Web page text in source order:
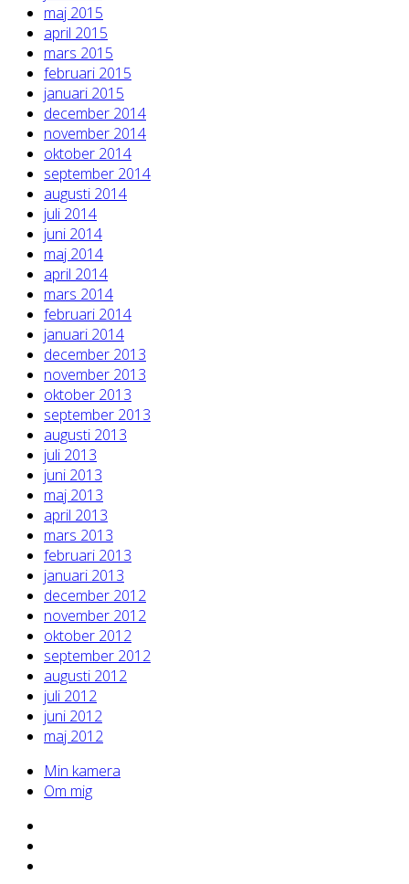
maj 2015
april 2015
mars 2015
februari 2015
januari 2015
december 2014
november 2014
oktober 2014
september 2014
augusti 2014
juli 2014
juni 2014
maj 2014
april 2014
mars 2014
februari 2014
januari 2014
december 2013
november 2013
oktober 2013
september 2013
augusti 2013
juli 2013
juni 2013
maj 2013
april 2013
mars 2013
februari 2013
januari 2013
december 2012
november 2012
oktober 2012
september 2012
augusti 2012
juli 2012
juni 2012
maj 2012
Min kamera
Om mig